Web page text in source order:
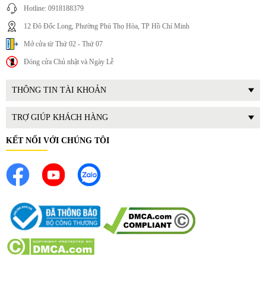
3. Lợi ích thực tế khi sử dụng
Mang lại sự thoải mái khi tắm
Nước nóng giúp cơ thể thư giãn sau một ngày làm việc mệt
mỏi. Đặc biệt vào mùa lạnh, việc có sẵn nước nóng sẽ giúp
việc tắm rửa trở nên dễ chịu hơn.
Bảo vệ sức khỏe
Hotline: 0918188379
12 Đô Đốc Long, Phường Phú Thọ Hòa, TP Hồ Chí Minh
Mở cửa từ Thứ 02 - Thứ 07
Đóng cửa Chủ nhật và Ngày Lễ
THÔNG TIN TÀI KHOẢN
TRỢ GIÚP KHÁCH HÀNG
KẾT NỐI VỚI CHÚNG TÔI